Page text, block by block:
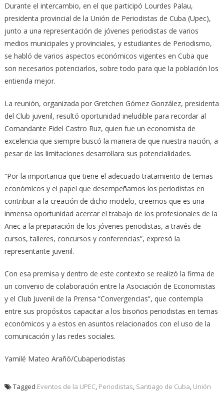
Durante el intercambio, en el que participó Lourdes Palau,
presidenta provincial de la Unión de Periodistas de Cuba (Upec),
junto a una representación de jóvenes periodistas de varios
medios municipales y provinciales, y estudiantes de Periodismo,
se habló de varios aspectos económicos vigentes en Cuba que
son necesarios potenciarlos, sobre todo para que la población los
entienda mejor.
La reunión, organizada por Gretchen Gómez González, presidenta
del Club juvenil, resultó oportunidad ineludible para recordar al
Comandante Fidel Castro Ruz, quien fue un economista de
excelencia que siempre buscó la manera de que nuestra nación, a
pesar de las limitaciones desarrollara sus potencialidades.
“Por la importancia que tiene el adecuado tratamiento de temas
económicos y el papel que desempeñamos los periodistas en
contribuir a la creación de dicho modelo, creemos que es una
inmensa oportunidad acercar el trabajo de los profesionales de la
Anec a la preparación de los jóvenes periodistas, a través de
cursos, talleres, concursos y conferencias”, expresó la
representante juvenil.
Con esa premisa y dentro de este contexto se realizó la firma de
un convenio de colaboración entre la Asociación de Economistas
y el Club Juvenil de la Prensa “Convergencias”, que contempla
entre sus propósitos capacitar a los bisoños periodistas en temas
económicos y a estos en asuntos relacionados con el uso de la
comunicación y las redes sociales.
Yamilé Mateo Arañó/Cubaperiodistas
Tagged Eventos de la UPEC, Periodistas, Santiago de Cuba, Unión